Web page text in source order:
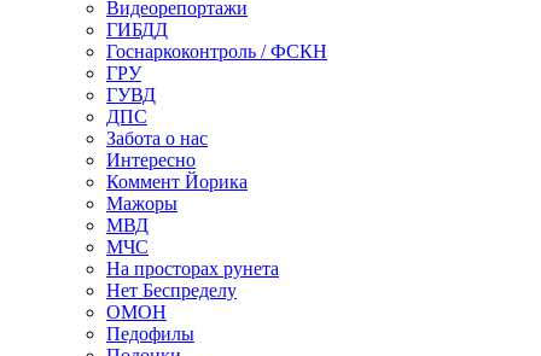
Видеорепортажи
ГИБДД
Госнаркоконтроль / ФСКН
ГРУ
ГУВД
ДПС
Забота о нас
Интересно
Коммент Йорика
Мажоры
МВД
МЧС
На просторах рунета
Нет Беспределу
ОМОН
Педофилы